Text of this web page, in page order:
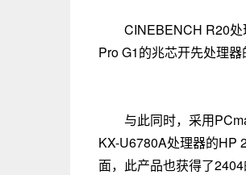
CINEBENCH R20
Pro G1的兆芯开先处理
与此同时，采用
KX-U6780A处理器的HP
面，此产品也获得了